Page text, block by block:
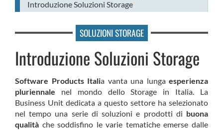
Introduzione Soluzioni Storage
SOLUZIONI STORAGE
Introduzione Soluzioni Storage
Software Products Italia vanta una lunga esperienza
pluriennale nel mondo dello Storage in Italia. La
Business Unit dedicata a questo settore ha selezionato
nel tempo una serie di soluzioni e prodotti di buona
qualità che soddisfino le varie tematiche emerse dalle